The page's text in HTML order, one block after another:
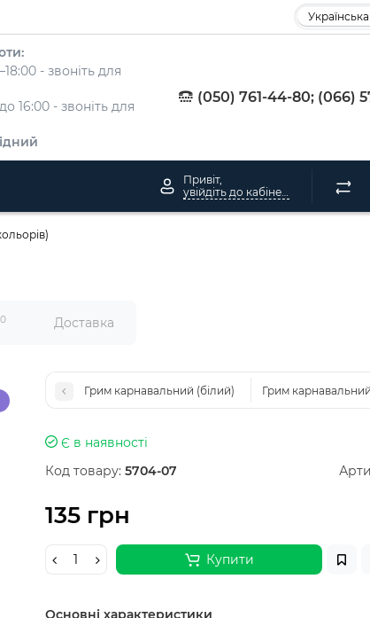
Українська
- звоніть для
16:00 - звоніть для
(050) 761-44-80; (066)
Привіт,
0 Доставка
Грим карнавальний (білий) Грим
Є в наявності
Код товару: 5704-07
135 грн
Купити
Основні характеристики